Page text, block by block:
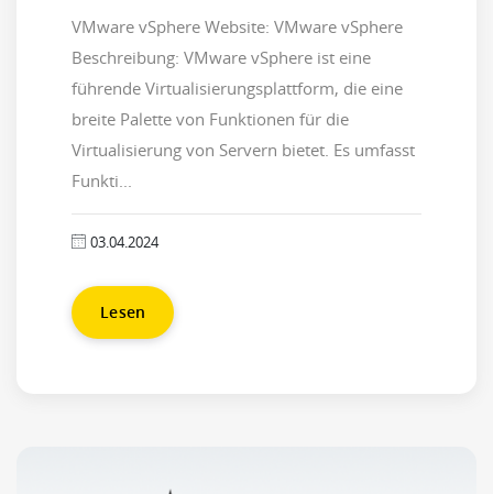
VMware vSphere Website: VMware vSphere
Beschreibung: VMware vSphere ist eine
führende Virtualisierungsplattform, die eine
breite Palette von Funktionen für die
Virtualisierung von Servern bietet. Es umfasst
Funkti...
03.04.2024
Lesen